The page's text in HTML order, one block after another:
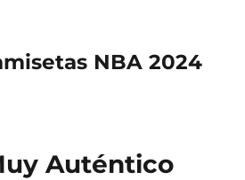
NBA 2024
Auténtico